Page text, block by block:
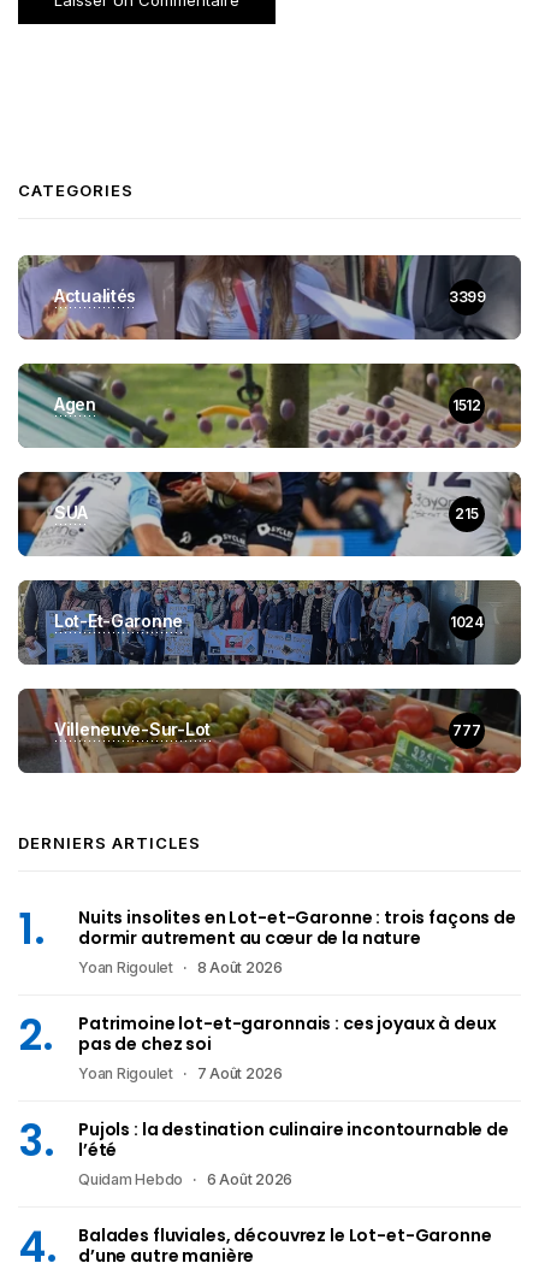
CATEGORIES
Actualités 3399
Agen 1512
SUA 215
Lot-Et-Garonne 1024
Villeneuve-Sur-Lot 777
DERNIERS ARTICLES
Nuits insolites en Lot-et-Garonne : trois façons de
dormir autrement au cœur de la nature
Yoan Rigoulet 8 Août 2026
Patrimoine lot-et-garonnais : ces joyaux à deux
pas de chez soi
Yoan Rigoulet 7 Août 2026
Pujols : la destination culinaire incontournable de
l’été
Quidam Hebdo 6 Août 2026
Balades fluviales, découvrez le Lot-et-Garonne
d’une autre manière